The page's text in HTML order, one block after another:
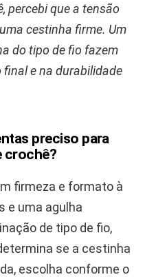
percebi que a tensão
cestinha firme. Um
do tipo de fio fazem
e na durabilidade
preciso para
crochê?
firmeza e formato à
e uma agulha
de tipo de fio,
se a cestinha
escolha conforme o